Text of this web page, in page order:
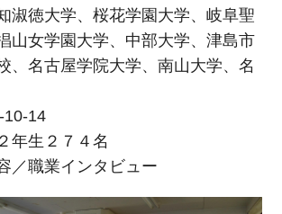
淑徳大学、桜花学園大学、岐阜聖
山女学園大学、中部大学、津島市
、名古屋学院大学、南山大学、名
10-14
年生２７４名
／職業インタビュー